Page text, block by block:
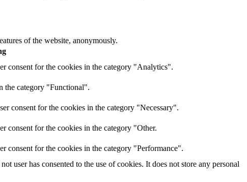
of the website, anonymously.
consent for the cookies in the category "Analytics".
the category "Functional".
consent for the cookies in the category "Necessary".
consent for the cookies in the category "Other.
consent for the cookies in the category "Performance".
user has consented to the use of cookies. It does not store any personal